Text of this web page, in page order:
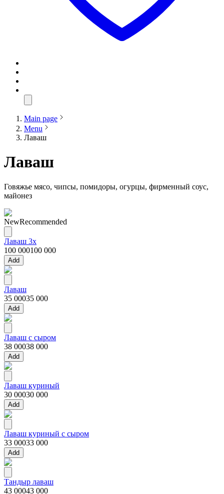
Main page
Menu
Лаваш
Лаваш
Говяжье мясо, чипсы, помидоры, огурцы, фирменный соус,
майонез
NewRecommended
Лаваш 3x
100 000100 000
Add
Лаваш
35 00035 000
Add
Лаваш с сыром
38 00038 000
Add
Лаваш куриный
30 00030 000
Add
Лаваш куриный с сыром
33 00033 000
Add
Тандыр лаваш
43 00043 000